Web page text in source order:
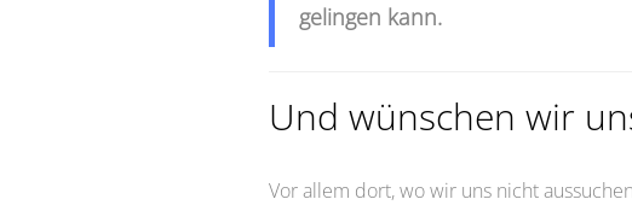
gelingen kann.
Und wünschen wir
Vor allem dort, wo wir uns nicht